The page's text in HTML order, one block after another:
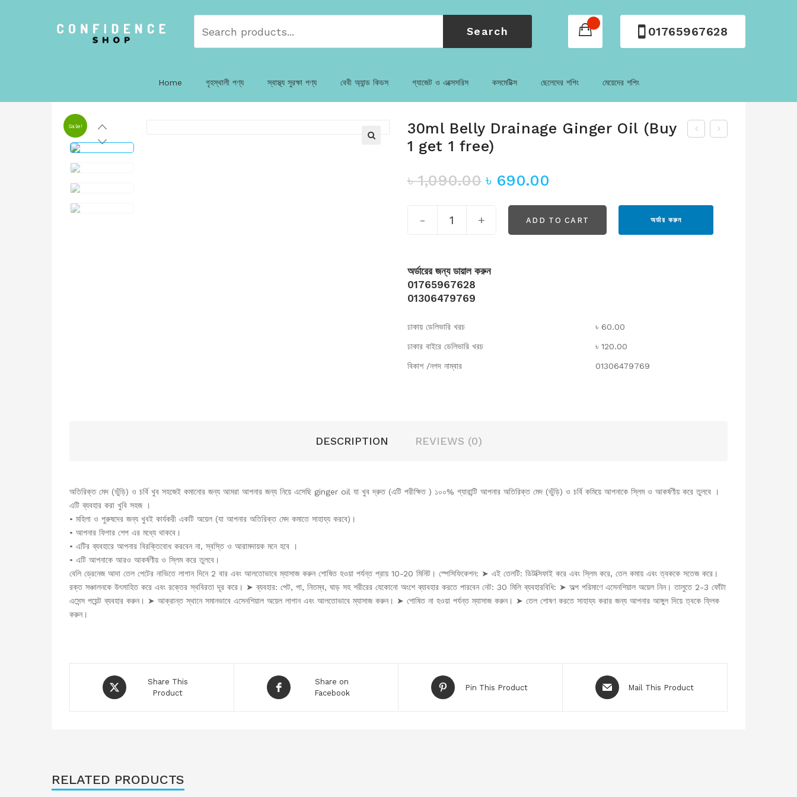
Search 01765967628
Home গৃহস্থালী পণ্য স্বাস্থ্য সুরক্ষা পণ্য বেবী অ্যান্ড কিডস গ্যাজেট ও এক্সেসরিস কসমেটিক্স ছেলেদের শপিং মেয়েদের শপিং
30ml Belly Drainage Ginger Oil (Buy
1 get 1 free)
৳1,090.00 ৳ 690.00
- + অর্ডার করুন
ADD TO CART
অর্ডারের জন্য ডায়াল করুন
01765967628
01306479769
ঢাকায় ডেলিভারি খরচ ৳ 60.00
ঢাকার বাইরে ডেলিভারি খরচ ৳ 120.00
বিকাশ /নগদ নাম্বার 01306479769
DESCRIPTION REVIEWS (0)
অতিরিক্ত মেদ (ভুঁড়ি) ও চর্বি খুব সহজেই কমানোর জন্য আমরা আপনার জন্য নিয়ে এসেছি ginger oil যা খুব দ্রুত (এটি পরীক্ষিত ) ১০০% গ্যারান্টি আপনার অতিরিক্ত মেদ (ভুঁড়ি) ও চর্বি কমিয়ে আপনাকে স্লিম ও আকর্ষণীয় করে তুলবে ।
এটি ব্যবহার করা খুবি সহজ ।
• মহিলা ও পুরুষদের জন্য খুবই কার্যকরী একটি অয়েল (যা আপনার অতিরিক্ত মেদ কমাতে সাহায্য করবে)।
• আপনার ফিগার শেপ এর মধ্যে থাকবে।
• এটির ব্যবহারে আপনার বিরক্তিবোধ করবেন না, স্বস্তি ও আরামদায়ক মনে হবে ।
• এটি আপনাকে আরও আকর্ষণীয় ও স্লিম করে তুলবে।
বেলি ড্রেনেজ আদা তেল পেটের নাভিতে লাগান দিনে 2 বার এবং আলতোভাবে ম্যাসাজ করুন শোষিত হওয়া পর্যন্ত প্রায় 10-20 মিনিট। স্পেসিফিকেশন: ➤ এই তেলটি: ডিটক্সিফাই করে এবং স্লিম করে, তেল কমায় এবং ত্বককে সতেজ করে।
রক্ত সঞ্চালনকে উৎসাহিত করে এবং রক্তের স্থবিরতা দূর করে। ➤ ব্যবহার: পেট, পা, নিতম্ব, ঘাড় সহ শরীরের যেকোনো অংশে ব্যাবহার করতে পারবেন নেট: 30 মিলি ব্যবহারবিধি: ➤ অল্প পরিমাণে এসেনশিয়াল অয়েল নিন। তালুতে 2-3 ফোঁটা
এসেন্স পয়েন্ট ব্যবহার করুন। ➤ আক্রান্ত স্থানে সমানভাবে এসেনশিয়াল অয়েল লাগান এবং আলতোভাবে ম্যাসাজ করুন। ➤ শোষিত না হওয়া পর্যন্ত ম্যাসাজ করুন। ➤ তেল শোষণ করতে সাহায্য করার জন্য আপনার আঙ্গুল দিয়ে ত্বকে ফ্লিক
করুন।
Share This
Product
Share on
Facebook
Pin This Product Mail This Product
Sale!
RELATED PRODUCTS